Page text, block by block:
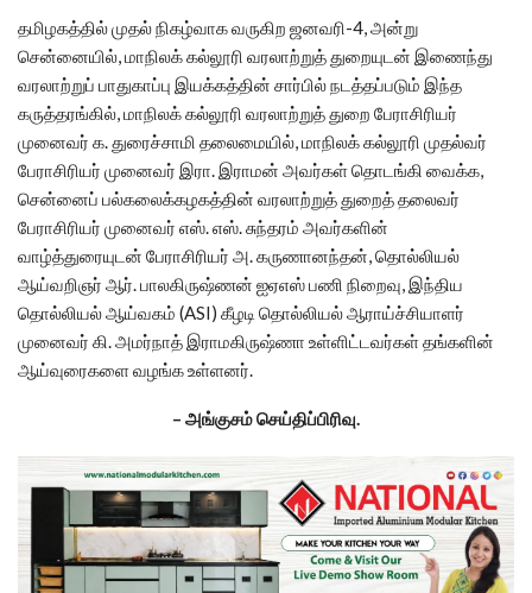
தமிழகத்தில் முதல் நிகழ்வாக வருகிற ஜனவரி-4, அன்று
சென்னையில், மாநிலக் கல்லூரி வரலாற்றுத் துறையுடன் இணைந்து
வரலாற்றுப் பாதுகாப்பு இயக்கத்தின் சார்பில் நடத்தப்படும் இந்த
கருத்தரங்கில், மாநிலக் கல்லூரி வரலாற்றுத் துறை பேராசிரியர்
முனைவர் க. துரைச்சாமி தலைமையில், மாநிலக் கல்லூரி முதல்வர்
பேராசிரியர் முனைவர் இரா. இராமன் அவர்கள் தொடங்கி வைக்க,
சென்னைப் பல்கலைக்கழகத்தின் வரலாற்றுத் துறைத் தலைவர்
பேராசிரியர் முனைவர் எஸ். எஸ். சுந்தரம் அவர்களின்
வாழ்த்துரையுடன் பேராசிரியர் அ. கருணானந்தன், தொல்லியல்
ஆய்வறிஞர் ஆர். பாலகிருஷ்ணன் ஐஏஎஸ் பணி நிறைவு, இந்திய
தொல்லியல் ஆய்வகம் (ASI) கீழடி தொல்லியல் ஆராய்ச்சியாளர்
முனைவர் கி. அமர்நாத் இராமகிருஷ்ணா உள்ளிட்டவர்கள் தங்களின்
ஆய்வுரைகளை வழங்க உள்ளனர்.
– அங்குசம் செய்திப்பிரிவு.